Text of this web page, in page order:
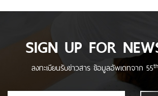
SIGN UP FOR
ลงทะเบียนรับข่าวสาร ข้อมูลอัพเดทจาก 55th